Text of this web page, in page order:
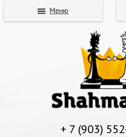
+ 7 (903)
Меню